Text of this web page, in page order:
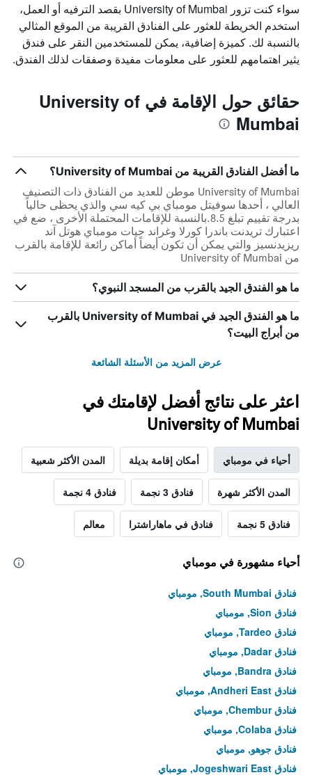
سواء كنت تزور University of Mumbai بقصد الترفيه أو العمل،
استخدم الخريطة للعثور على الفنادق القريبة من الموقع المثالي
بالنسبة لك. كميزة إضافية، يمكن للمستخدمين النقر على فندق
يثير اهتمامهم للعثور على معلومات مفيدة وصفقات لذلك الفندق.
حقائق حول الإقامة في University of
Mumbai
ما أفضل الفنادق القريبة من University of Mumbai؟
University of Mumbai موطن للعديد من الفنادق ذات التصنيف
العالي ، أحدها سوفيتل مومباي بي كيه سي والذي يحظى حالياً
بدرجة تقييم تبلغ 8.5.بالنسبة للإقامات المحتملة الأخرى ، ضع في
اعتبارك تريدنت باندرا كورلا وغراند حيات مومباي هوتل آند
ريزيدنسيز والتي يمكن أن تكون أيضاً أماكن رائعة للإقامة بالقرب
من University of Mumbai
ما هو الفندق الجيد بالقرب من المسجد النبوي؟
ما هو الفندق الجيد في University of Mumbai بالقرب
من أبراج البيت؟
عرض المزيد من الأسئلة الشائعة
اعثر على نتائج أفضل لإقامتك في
University of Mumbai
أحياء في مومباي أمكان إقامة بديلة المدن الأكثر شعبية
المدن الأكثر شهرة فنادق 3 نجمة فنادق 4 نجمة
فنادق 5 نجمة فنادق في ماهاراشترا معالم
أحياء مشهورة في مومباي
فنادق South Mumbai, مومباي
فنادق Sion, مومباي
فنادق Tardeo, مومباي
فنادق Dadar, مومباي
فنادق Bandra, مومباي
فنادق Andheri East, مومباي
فنادق Chembur, مومباي
فنادق Colaba, مومباي
فنادق جوهو, مومباي
فنادق Jogeshwari East, مومباي